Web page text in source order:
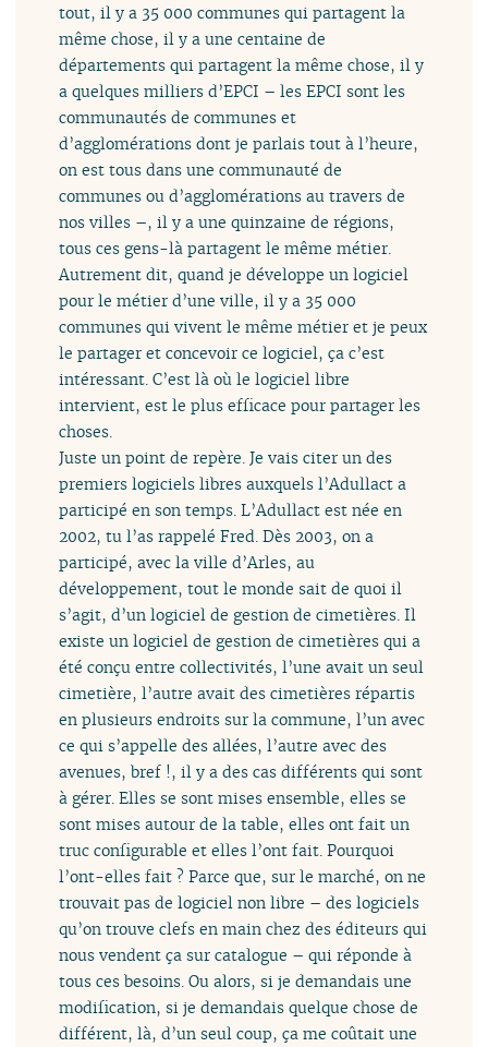
tout, il y a 35 000 communes qui partagent la
même chose, il y a une centaine de
départements qui partagent la même chose, il y
a quelques milliers d’EPCI – les EPCI sont les
communautés de communes et
d’agglomérations dont je parlais tout à l’heure,
on est tous dans une communauté de
communes ou d’agglomérations au travers de
nos villes –, il y a une quinzaine de régions,
tous ces gens-là partagent le même métier.
Autrement dit, quand je développe un logiciel
pour le métier d’une ville, il y a 35 000
communes qui vivent le même métier et je peux
le partager et concevoir ce logiciel, ça c’est
intéressant. C’est là où le logiciel libre
intervient, est le plus efficace pour partager les
choses.
Juste un point de repère. Je vais citer un des
premiers logiciels libres auxquels l’Adullact a
participé en son temps. L’Adullact est née en
2002, tu l’as rappelé Fred. Dès 2003, on a
participé, avec la ville d’Arles, au
développement, tout le monde sait de quoi il
s’agit, d’un logiciel de gestion de cimetières. Il
existe un logiciel de gestion de cimetières qui a
été conçu entre collectivités, l’une avait un seul
cimetière, l’autre avait des cimetières répartis
en plusieurs endroits sur la commune, l’un avec
ce qui s’appelle des allées, l’autre avec des
avenues, bref !, il y a des cas différents qui sont
à gérer. Elles se sont mises ensemble, elles se
sont mises autour de la table, elles ont fait un
truc configurable et elles l’ont fait. Pourquoi
l’ont-elles fait ? Parce que, sur le marché, on ne
trouvait pas de logiciel non libre – des logiciels
qu’on trouve clefs en main chez des éditeurs qui
nous vendent ça sur catalogue – qui réponde à
tous ces besoins. Ou alors, si je demandais une
modification, si je demandais quelque chose de
différent, là, d’un seul coup, ça me coûtait une